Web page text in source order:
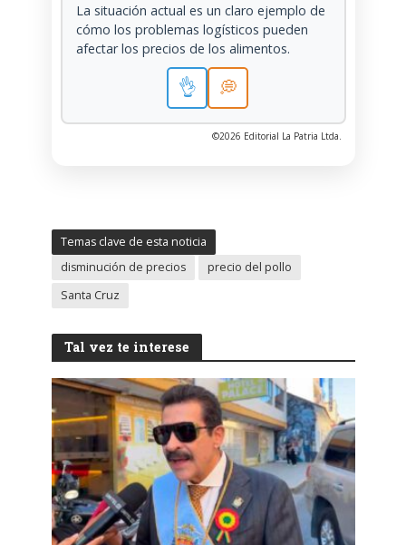
La situación actual es un claro ejemplo de
cómo los problemas logísticos pueden
afectar los precios de los alimentos.
👌 💭
©2026 Editorial La Patria Ltda.
Temas clave de esta noticia
disminución de precios
precio del pollo
Santa Cruz
Tal vez te interese